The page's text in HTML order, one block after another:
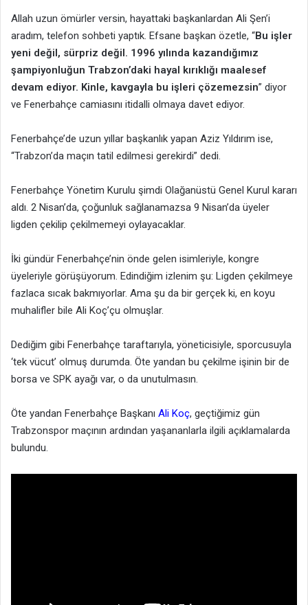
Allah uzun ömürler versin, hayattaki başkanlardan Ali Şen’i
aradım, telefon sohbeti yaptık. Efsane başkan özetle, “Bu işler
yeni değil, sürpriz değil. 1996 yılında kazandığımız
şampiyonluğun Trabzon’daki hayal kırıklığı maalesef
devam ediyor. Kinle, kavgayla bu işleri çözemezsin” diyor
ve Fenerbahçe camiasını itidalli olmaya davet ediyor.
Fenerbahçe’de uzun yıllar başkanlık yapan Aziz Yıldırım ise,
“Trabzon’da maçın tatil edilmesi gerekirdi” dedi.
Fenerbahçe Yönetim Kurulu şimdi Olağanüstü Genel Kurul kararı
aldı. 2 Nisan’da, çoğunluk sağlanamazsa 9 Nisan’da üyeler
ligden çekilip çekilmemeyi oylayacaklar.
İki gündür Fenerbahçe’nin önde gelen isimleriyle, kongre
üyeleriyle görüşüyorum. Edindiğim izlenim şu: Ligden çekilmeye
fazlaca sıcak bakmıyorlar. Ama şu da bir gerçek ki, en koyu
muhalifler bile Ali Koç’çu olmuşlar.
Dediğim gibi Fenerbahçe taraftarıyla, yöneticisiyle, sporcusuyla
‘tek vücut’ olmuş durumda. Öte yandan bu çekilme işinin bir de
borsa ve SPK ayağı var, o da unutulmasın.
Öte yandan Fenerbahçe Başkanı Ali Koç, geçtiğimiz gün
Trabzonspor maçının ardından yaşananlarla ilgili açıklamalarda
bulundu.